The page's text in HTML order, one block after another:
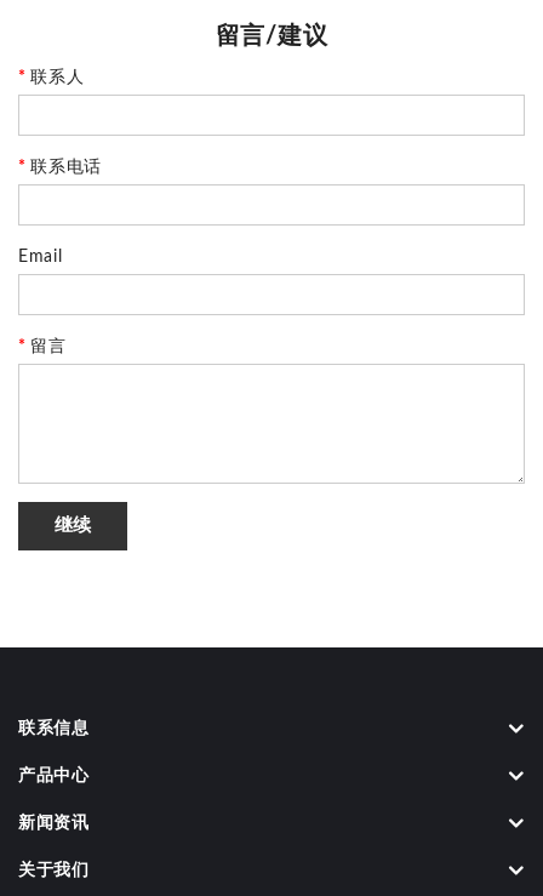
​​​​​​​留言/建议
联系人
联系电话
Email
留言
继续
联系信息
产品中心
新闻资讯
关于我们